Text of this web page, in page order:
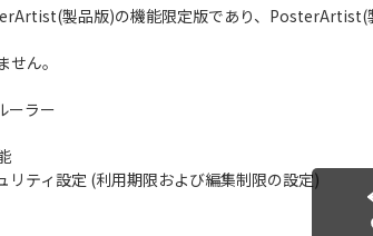
製品版)の機能限定版であり、PosterArtist(
ん。
ーラー
リティ設定 (利用期限および編集制限の設定)